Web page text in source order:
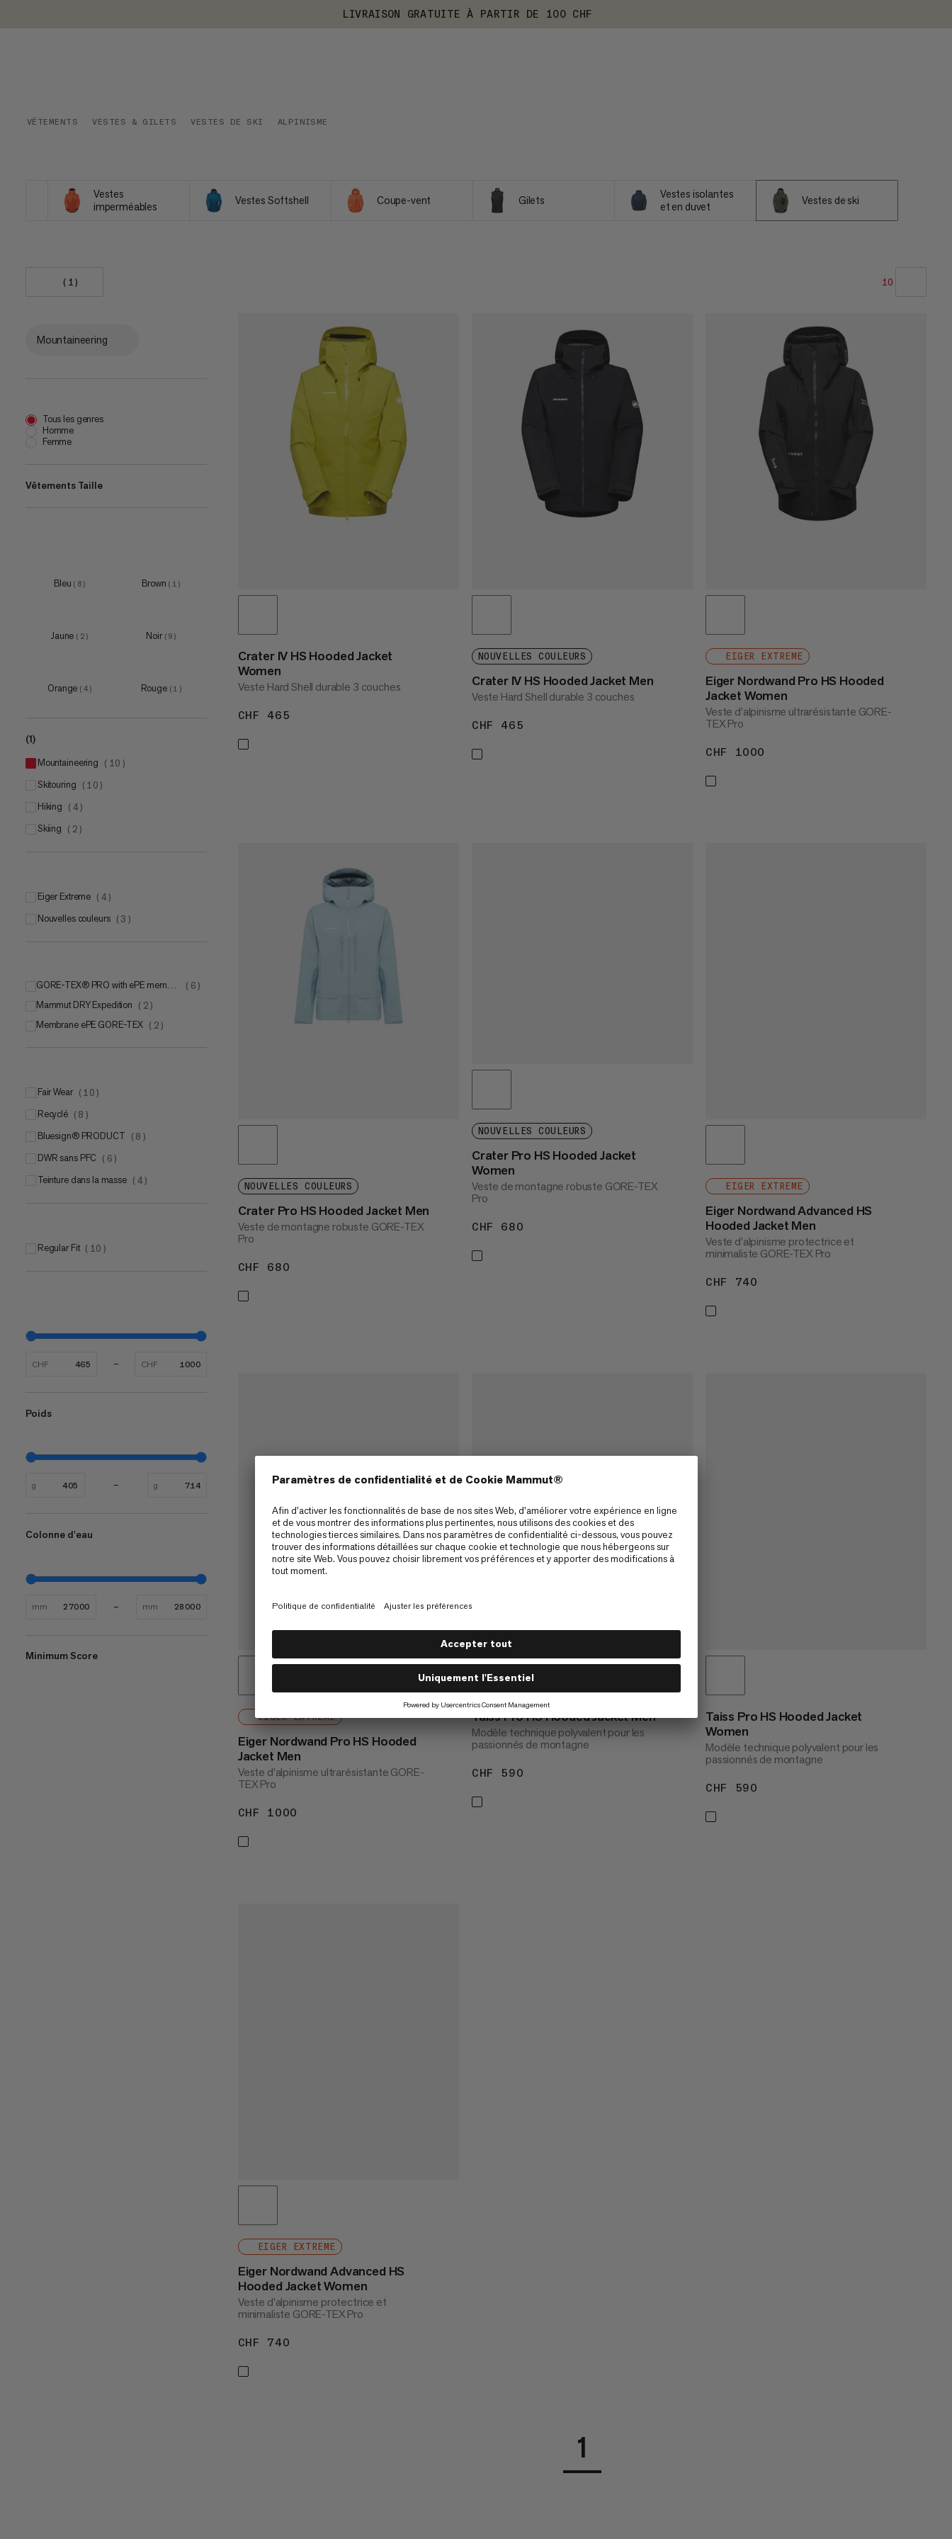
LIVRAISON GRATUITE À PARTIR DE 100 CHF
VÊTEMENTS VESTES & GILETS VESTES DE SKI ALPINISME
Vestes
imperméables
Vestes Softshell Coupe-vent Gilets
Vestes isolantes
et en duvet
Vestes de ski
(1) 10
PRIX CROISSANT
PRIX DÉCROISSANT
NOUVEAUTÉS
ÉVALUATION
Mountaineering
Tous les genres
Homme
Femme
Vêtements Taille
XXL (6)
Bleu ( 8 ) Brown ( 1 )
Jaune ( 2 ) Noir ( 9 )
Orange ( 4 ) Rouge ( 1 )
(1)
mountaineering ( 10 )
skitouring ( 10 )
hiking ( 4 )
skiing ( 2 )
Eiger Extreme ( 4 )
Nouvelles couleurs ( 3 )
GORE-TEX® PRO with ePE membrane ( 6 )
Mammut DRY Expedition ( 2 )
Membrane ePE GORE-TEX ( 2 )
Fair Wear ( 10 )
Recyclé ( 8 )
bluesign® PRODUCT ( 8 )
DWR sans PFC ( 6 )
Teinture dans la masse ( 4 )
Regular Fit ( 10 )
CHF CHF
Poids
g g
Colonne d'eau
mm mm
Minimum Score
Crater IV HS Hooded Jacket
Women
Veste Hard Shell durable 3 couches
CHF 465
NOUVELLES COULEURS
Crater IV HS Hooded Jacket Men
Veste Hard Shell durable 3 couches
CHF 465
EIGER EXTREME
Eiger Nordwand Pro HS Hooded
Jacket Women
Veste d’alpinisme ultrarésistante GORE-
TEX Pro
CHF 1000
NOUVELLES COULEURS
Crater Pro HS Hooded Jacket Men
Veste de montagne robuste GORE-TEX
Pro
CHF 680
NOUVELLES COULEURS
Crater Pro HS Hooded Jacket
Women
Veste de montagne robuste GORE-TEX
Pro
CHF 680
EIGER EXTREME
Eiger Nordwand Advanced HS
Hooded Jacket Men
Veste d'alpinisme protectrice et
minimaliste GORE-TEX Pro
CHF 740
EIGER EXTREME
Eiger Nordwand Pro HS Hooded
Jacket Men
Veste d’alpinisme ultrarésistante GORE-
TEX Pro
CHF 1000
Taiss Pro HS Hooded Jacket Men
Modèle technique polyvalent pour les
passionnés de montagne
CHF 590
Taiss Pro HS Hooded Jacket
Women
Modèle technique polyvalent pour les
passionnés de montagne
CHF 590
EIGER EXTREME
Eiger Nordwand Advanced HS
Hooded Jacket Women
Veste d'alpinisme protectrice et
minimaliste GORE-TEX Pro
CHF 740
1